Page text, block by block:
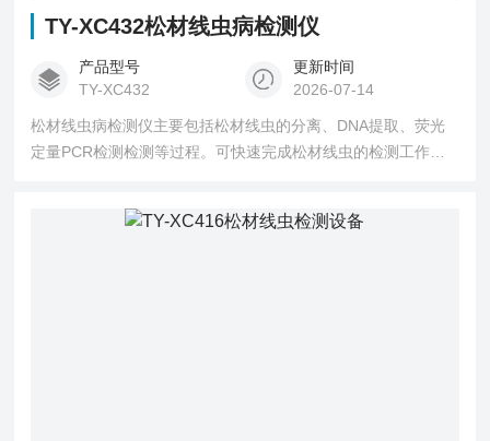
TY-XC432松材线虫病检测仪
产品型号
TY-XC432
更新时间
2026-07-14
松材线虫病检测仪主要包括松材线虫的分离、DNA提取、荧光
定量PCR检测检测等过程。可快速完成松材线虫的检测工作，
检系统可便携移动作业，为野外松材线虫检测提供了便利。该